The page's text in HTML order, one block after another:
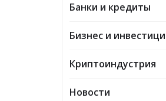
Банки и кредиты
Бизнес и
Криптоиндустрия
Новости